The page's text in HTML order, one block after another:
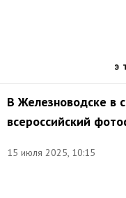
В Железноводске в
всероссийский
15 июля 2025, 10:15